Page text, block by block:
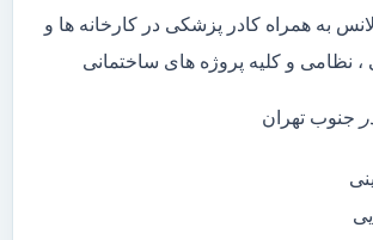
به همراه کادر پزشکی در کارخانه ها و
، نظامی و کلیه پروژه های ساختمانی
جنوب تهران